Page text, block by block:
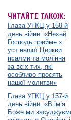
ЧИТАЙТЕ ТАКОЖ:
Глава УГКЦ у 158-й
день війни: «Нехай
Господь прийме з
уст нашої Церкви
псалми та моління
за всіх тих, які
особливо просять
нашої молитви»
Глава УГКЦ у 157-й
день війни: «В ім’я
Боже ми